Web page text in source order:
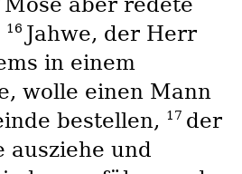
16 Jahwe, der Herr
in einem
wolle einen Mann
bestellen,
17 der
ausziehe und